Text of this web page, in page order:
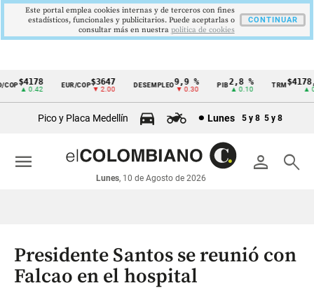
Cintillo
económicos
Colombia
$4178
▲ 0.42
EUR/COP$3647
▼ 2.00
DESEMPLEO 9,9 %
▼ 0.30
PIB2,8 %
▲ 0.10
TRM
▲
Pico y Placa Medellín Lunes 5 y 8 5 y 8
person search
Lunes, 10 de Agosto de 2026
menu
Presidente Santos se reunió con
Falcao en el hospital
Este portal emplea cookies internas y de terceros con fines
estadísticos, funcionales y publicitarios. Puede aceptarlas o
consultar más en nuestra politica de cookies
CONTINUAR